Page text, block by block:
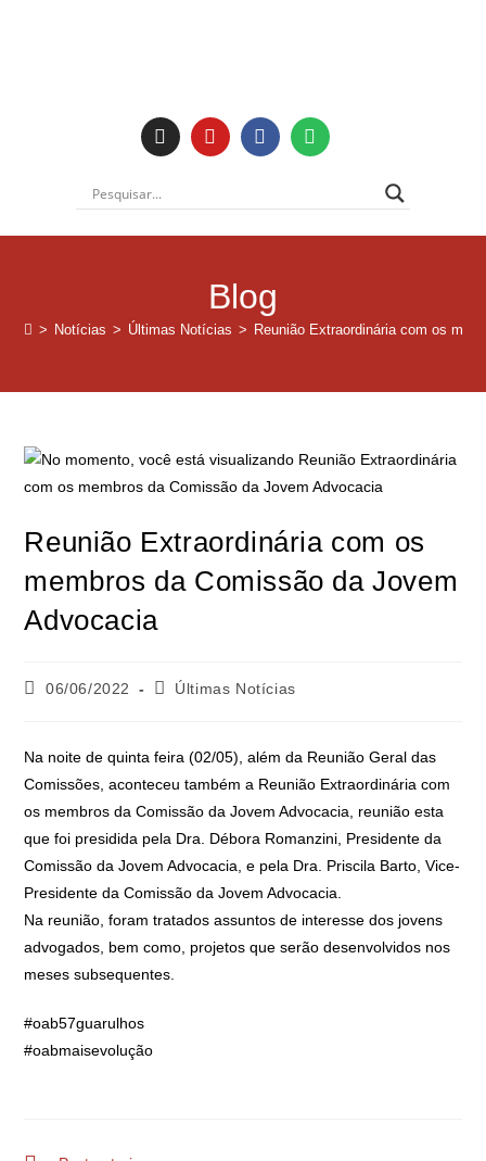
Blog
> Notícias > Últimas Notícias > Reunião Extraordinária com os
Reunião Extraordinária com os
membros da Comissão da Jovem
Advocacia
06/06/2022 Últimas Notícias
Na noite de quinta feira (02/05), além da Reunião Geral das
Comissões, aconteceu também a Reunião Extraordinária com
os membros da Comissão da Jovem Advocacia, reunião esta
que foi presidida pela Dra. Débora Romanzini, Presidente da
Comissão da Jovem Advocacia, e pela Dra. Priscila Barto, Vice-
Presidente da Comissão da Jovem Advocacia.
Na reunião, foram tratados assuntos de interesse dos jovens
advogados, bem como, projetos que serão desenvolvidos nos
meses subsequentes.
#oab57guarulhos
#oabmaisevolução